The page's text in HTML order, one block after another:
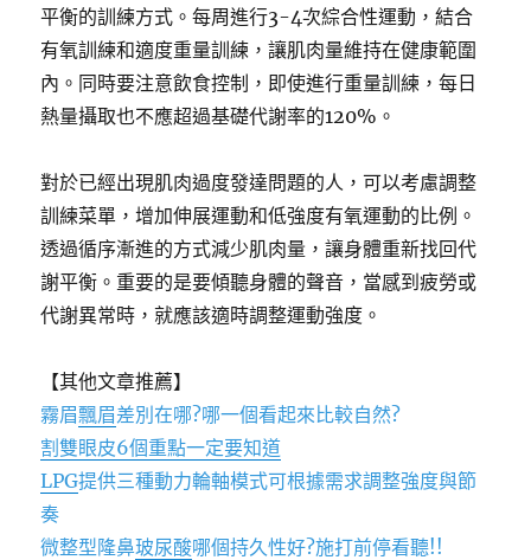
平衡的訓練方式。每周進行3-4次綜合性運動，結合
有氧訓練和適度重量訓練，讓肌肉量維持在健康範圍
內。同時要注意飲食控制，即使進行重量訓練，每日
熱量攝取也不應超過基礎代謝率的120%。
對於已經出現肌肉過度發達問題的人，可以考慮調整
訓練菜單，增加伸展運動和低強度有氧運動的比例。
透過循序漸進的方式減少肌肉量，讓身體重新找回代
謝平衡。重要的是要傾聽身體的聲音，當感到疲勞或
代謝異常時，就應該適時調整運動強度。
【其他文章推薦】
霧眉飄眉差別在哪?哪一個看起來比較自然?
割雙眼皮6個重點一定要知道
LPG提供三種動力輪軸模式可根據需求調整強度與節
奏
微整型隆鼻玻尿酸哪個持久性好?施打前停看聽!!